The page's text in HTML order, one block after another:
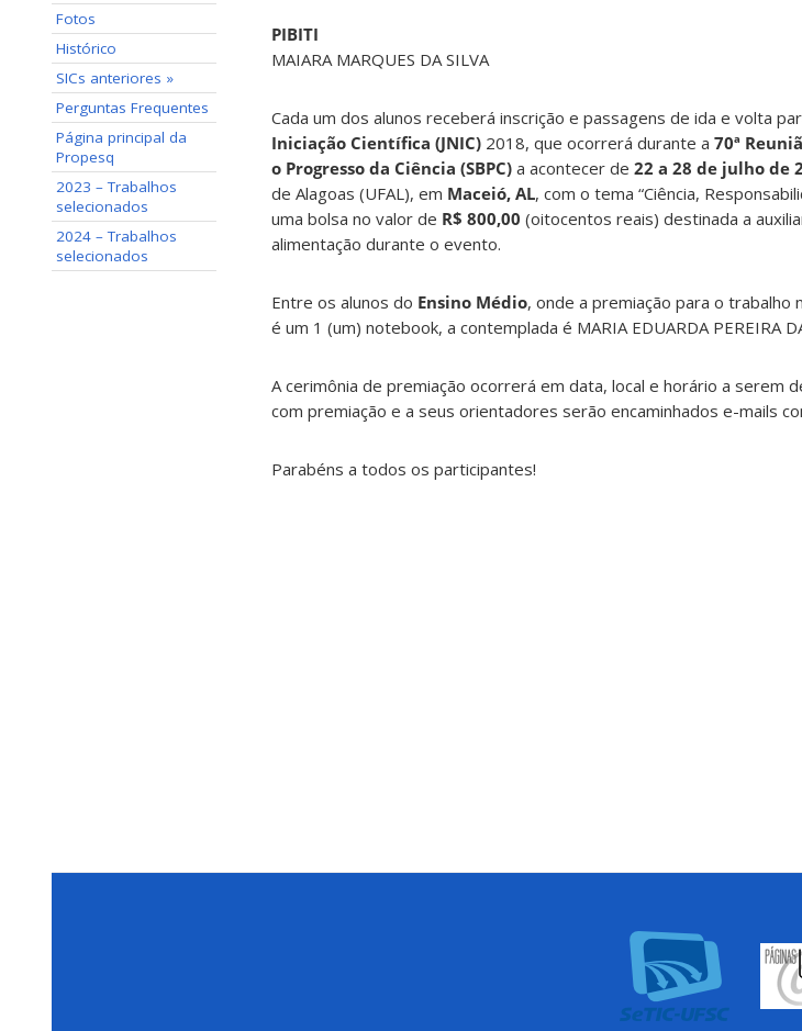
Fotos
Histórico
SICs anteriores »
Perguntas Frequentes
Página principal da
Propesq
2023 – Trabalhos
selecionados
2024 – Trabalhos
selecionados
PIBITI
MAIARA MARQUES DA SILVA
Cada um dos alunos receberá inscrição e passagens de ida e volta
Iniciação Científica (JNIC) 2018, que ocorrerá durante a 70ª
o Progresso da Ciência (SBPC) a acontecer de 22 a 28 de julho de
de Alagoas (UFAL), em Maceió, AL, com o tema “Ciência,
uma bolsa no valor de R$ 800,00 (oitocentos reais) destinada a
alimentação durante o evento.
Entre os alunos do Ensino Médio, onde a premiação para o trabalho
é um 1 (um) notebook, a contemplada é MARIA EDUARDA PEREIRA
A cerimônia de premiação ocorrerá em data, local e horário a serem
com premiação e a seus orientadores serão encaminhados e-mails
Parabéns a todos os participantes!